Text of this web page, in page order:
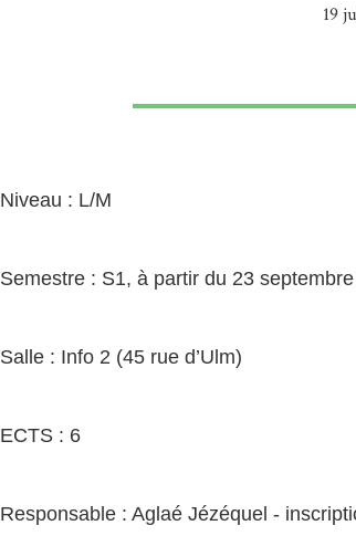
19
Niveau : L/M
Semestre : S1, à partir du 23 septembre
Salle : Info 2 (45 rue d’Ulm)
ECTS : 6
Responsable : Aglaé Jézéquel -